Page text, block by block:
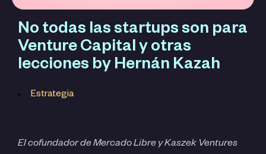
No todas las startups son para
Venture Capital y otras
lecciones by Hernán Kazah
Estrategia
El cofundador de Mercado Libre y Kaszek Ventures